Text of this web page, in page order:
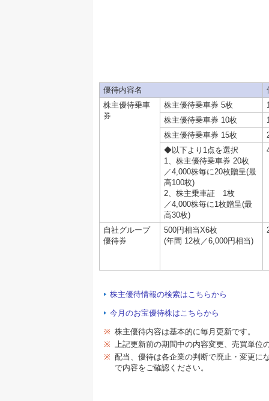
優待内容名
株主優待乗車
券
株主優待乗車券 5枚
株主優待乗車券 10枚
株主優待乗車券 15枚
◆以下より1点を選択
1、株主優待乗車券 20枚
／4,000株毎に20枚贈呈(最
高100枚)
2、株主乗車証 1枚
／4,000株毎に1枚贈呈(最
高30枚)
自社グループ
優待券
500円相当X6枚
(年間 12枚／6,000円相当)
株主優待情報の検索はこちらから
今月のお宝優待株はこちらから
※ 株主優待内容は基本的に毎月更新です。
※ 上記更新前の期間中の内容変更、売買単位
※ 配当、優待は各企業の判断で廃止・変更に
で内容をご確認ください。